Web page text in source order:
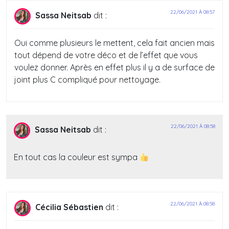
Sassa Neitsab dit : 22/06/2021 À 08:57
Oui comme plusieurs le mettent, cela fait ancien mais
tout dépend de votre déco et de l’effet que vous
voulez donner. Après en effet plus il y a de surface de
joint plus C compliqué pour nettoyage.
Sassa Neitsab dit : 22/06/2021 À 08:58
En tout cas la couleur est sympa
Cécilia Sébastien dit : 22/06/2021 À 08:58